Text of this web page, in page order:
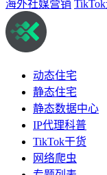
海外社媒营销
动态住宅
静态住宅
静态数据中心
IP代理科普
TikTok干货
网络爬虫